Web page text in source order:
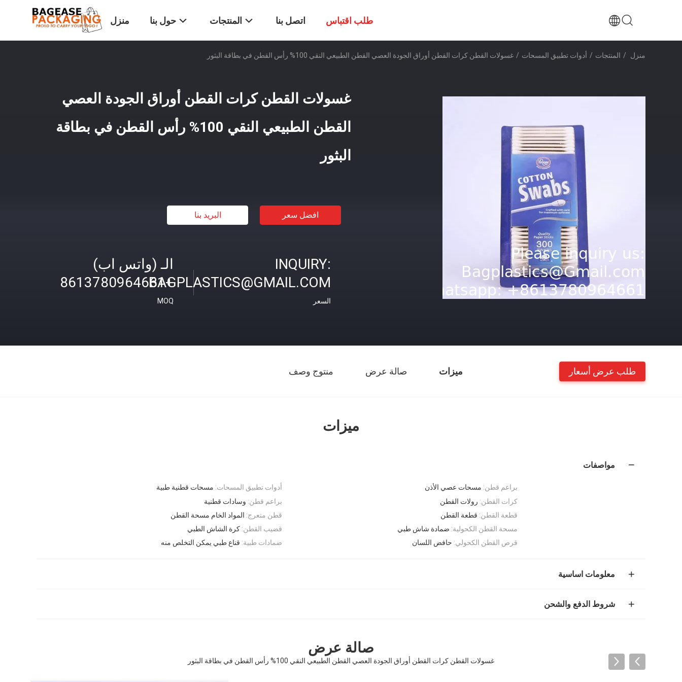
منزل حول بنا المنتجات اتصل بنا طلب اقتباس
منزل / المنتجات / أدوات تطبيق المسحات / غسولات القطن كرات القطن أوراق الجودة العصي القطن الطبيعي النقي 100% رأس القطن في بطاقة البثور
غسولات القطن كرات القطن أوراق الجودة العصي
القطن الطبيعي النقي 100% رأس القطن في بطاقة
البثور
افضل سعر البريد بنا
الـ (واتس اب)
+8613780964661
MOQ
INQUIRY:
BAGPLASTICS@GMAIL.COM
السعر
ميزات صالة عرض منتوج وصف طلب عرض أسعار
ميزات
مواصفات
أدوات تطبيق المسحات: مسحات قطنية طبية براعم قطن: مسحات عصي الأذن
براعم قطن: وسادات قطنية كرات القطن: رولات القطن
قطن متعرج: المواد الخام مسحة القطن قطعة القطن: قطعة القطن
قضيب القطن: كرة الشاش الطبي مسحة القطن الكحولية: ضمادة شاش طبي
ضمادات طبية: قناع طبي يمكن التخلص منه قرص القطن الكحولي: حافض اللسان
معلومات اساسية
شروط الدفع والشحن
صالة عرض
غسولات القطن كرات القطن أوراق الجودة العصي القطن الطبيعي النقي 100% رأس القطن في بطاقة البثور